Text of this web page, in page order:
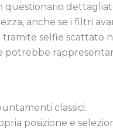
anche se i filtri
selfie scattato
potrebbe
classici.
posizione e